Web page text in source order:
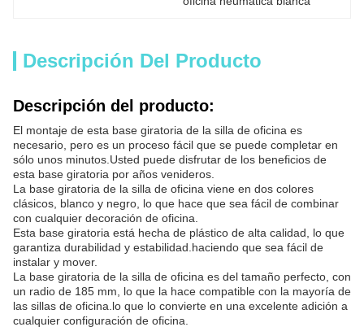
Descripción Del Producto
Descripción del producto:
El montaje de esta base giratoria de la silla de oficina es
necesario, pero es un proceso fácil que se puede completar en
sólo unos minutos.Usted puede disfrutar de los beneficios de
esta base giratoria por años venideros.
La base giratoria de la silla de oficina viene en dos colores
clásicos, blanco y negro, lo que hace que sea fácil de combinar
con cualquier decoración de oficina.
Esta base giratoria está hecha de plástico de alta calidad, lo que
garantiza durabilidad y estabilidad.haciendo que sea fácil de
instalar y mover.
La base giratoria de la silla de oficina es del tamaño perfecto, con
un radio de 185 mm, lo que la hace compatible con la mayoría de
las sillas de oficina.lo que lo convierte en una excelente adición a
cualquier configuración de oficina.